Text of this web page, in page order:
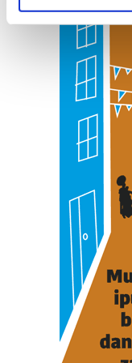
specific
Find out more
and set your
Guk eta gure
prozesatzen
teknologia erabiliz,
pertsonalizatuak
neurtzeko,
produktuak
erabiltzen dituen
Bazkide batzuek
interes komertzial
bazkideen
duten interes
dezakezun